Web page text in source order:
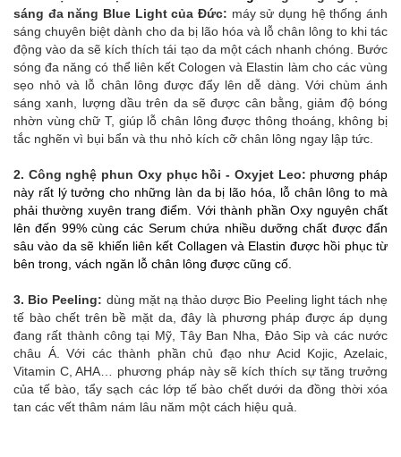
sáng đa năng Blue Light của Đức: máy sử dụng hệ thống ánh
sáng chuyên biệt dành cho da bị lão hóa và lỗ chân lông to khi tác
động vào da sẽ kích thích tái tạo da một cách nhanh chóng. Bước
sóng đa năng có thể liên kết Cologen và Elastin làm cho các vùng
sẹo nhỏ và lỗ chân lông được đẩy lên dễ dàng. Với chùm ánh
sáng xanh, lượng dầu trên da sẽ được cân bằng, giảm độ bóng
nhờn vùng chữ T, giúp lỗ chân lông được thông thoáng, không bị
tắc nghẽn vì bụi bẩn và thu nhỏ kích cỡ chân lông ngay lập tức.
2. Công nghệ phun Oxy phục hồi - Oxyjet Leo: phương pháp
này rất lý tưởng cho những làn da bị lão hóa, lỗ chân lông to mà
phải thường xuyên trang điểm. Với thành phần Oxy nguyên chất
lên đến 99% cùng các Serum chứa nhiều dưỡng chất được đẩn
sâu vào da sẽ khiến liên kết Collagen và Elastin được hồi phục từ
bên trong, vách ngăn lỗ chân lông được cũng cố.
3. Bio Peeling: dùng mặt nạ thảo dược Bio Peeling light tách nhẹ
tế bào chết trên bề mặt da, đây là phương pháp được áp dụng
đang rất thành công tại Mỹ, Tây Ban Nha, Đảo Sip và các nước
châu Á. Với các thành phần chủ đạo như Acid Kojic, Azelaic,
Vitamin C, AHA… phương pháp này sẽ kích thích sự tăng trưởng
của tế bào, tẩy sạch các lớp tế bào chết dưới da đồng thời xóa
tan các vết thâm nám lâu năm một cách hiệu quả.